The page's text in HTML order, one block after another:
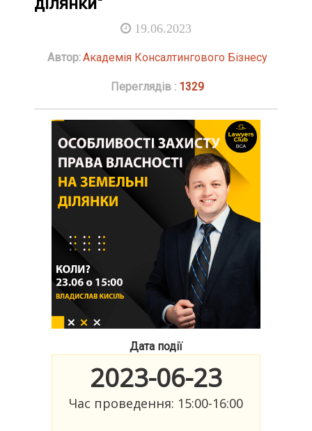
19.06.2023
Автор:Академія Консалтингового Бізнесу
Переглядів : 1329
Дата події
2023-06-23
Час проведення: 15:00-16:00